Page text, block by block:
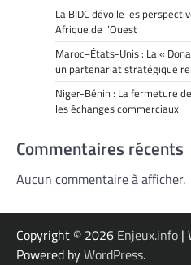
La BIDC dévoile les
Afrique de l’Ouest
Maroc–États-Unis : La «
un partenariat stratégique
Niger-Bénin : La fermeture
les échanges commerciaux
Commentaires récents
Aucun commentaire à afficher.
Copyright © 2026 Enjeux.info |
Powered byWordPress.